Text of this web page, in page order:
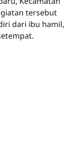
tersebut
dari ibu hamil,